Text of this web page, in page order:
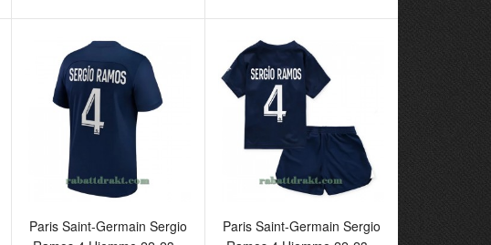
Paris Saint-Germain Sergio
Ramos 4 Tredje 22-23 -
Herre Fotballdrakt
720NOK 305NOK
Paris Saint-Germain Sergio
Ramos 4 Borte 22-23 -
Herre Fotballdrakt
720NOK
Paris Saint-Germain Sergio
Paris Saint-Germain Sergio